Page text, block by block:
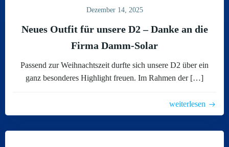
Dezember 14, 2025
Neues Outfit für unsere D2 – Danke an die
Firma Damm-Solar
Passend zur Weihnachtszeit durfte sich unsere D2 über ein
ganz besonderes Highlight freuen. Im Rahmen der […]
weiterlesen